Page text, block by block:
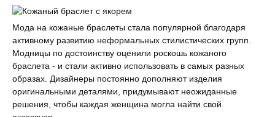
Мода на кожаные браслеты стала популярной благодаря
активному развитию неформальных стилистических групп.
Модницы по достоинству оценили роскошь кожаного
браслета - и стали активно использовать в самых разных
образах. Дизайнеры постоянно дополняют изделия
оригинальными деталями, придумывают неожиданные
решения, чтобы каждая женщина могла найти свой